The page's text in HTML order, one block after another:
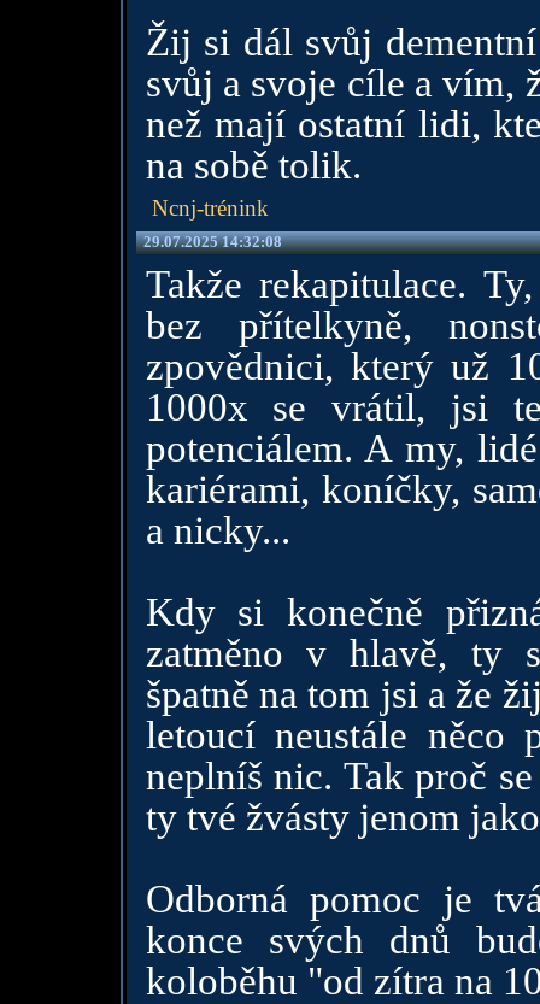
Žij si dál svůj
svůj a svoje cíle a vím,
než mají ostatní lidi,
na sobě tolik.
Ncnj-trénink
29.07.2025 14:32:08
Takže rekapitulace.
bez přítelkyně,
zpovědnici, který už
1000x se vrátil, jsi
potenciálem. A my,
kariérami, koníčky,
a nicky...
Kdy si konečně
zatměno v hlavě, ty
špatně na tom jsi a že
letoucí neustále něco
neplníš nic. Tak proč
ty tvé žvásty jenom
Odborná pomoc je
konce svých dnů
koloběhu "od zítra na